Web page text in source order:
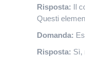
Risposta: Il
Questi
Domanda:
Risposta: Sì,